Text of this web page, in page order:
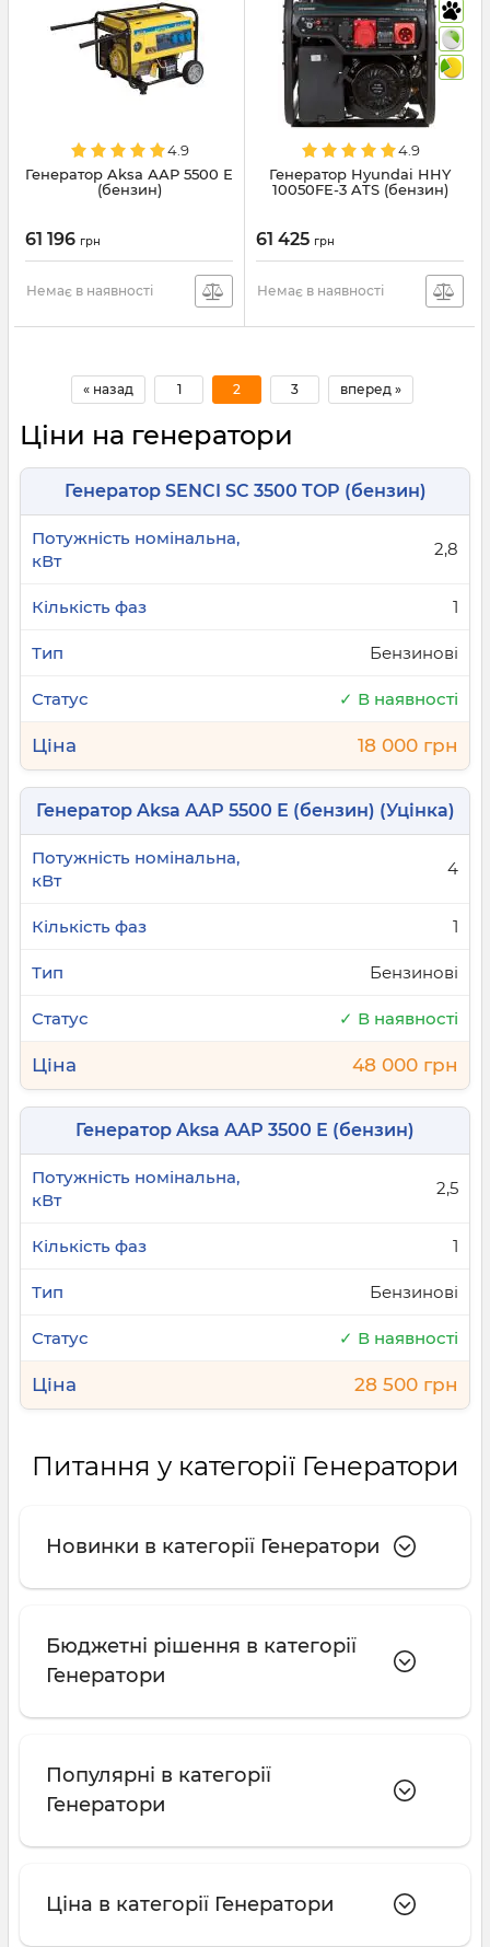
4.9
Генератор Aksa ААР 5500 Е
(бензин)
61 196 грн
Немає в наявності
4.9
Генератор Hyundai HHY
10050FE-3 ATS (бензин)
61 425 грн
Немає в наявності
« назад 1 2 3 вперед »
Ціни на генератори
Генератор SENCI SC 3500 TOP (бензин)
2,8
1
Бензинові
✓ В наявності
18 000 грн
Генератор Aksa ААР 5500 Е (бензин) (Уцінка)
4
1
Бензинові
✓ В наявності
48 000 грн
Генератор Aksa ААР 3500 Е (бензин)
2,5
1
Бензинові
✓ В наявності
28 500 грн
Питання у категорії Генератори
Новинки в категорії Генератори
Бюджетні рішення в категорії
Генератори
Популярні в категорії
Генератори
Ціна в категорії Генератори